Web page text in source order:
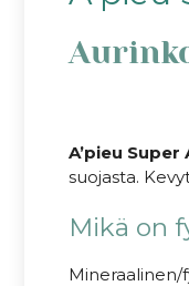
A’pieu
suojasta.
Mikä on
Mineraalinen/